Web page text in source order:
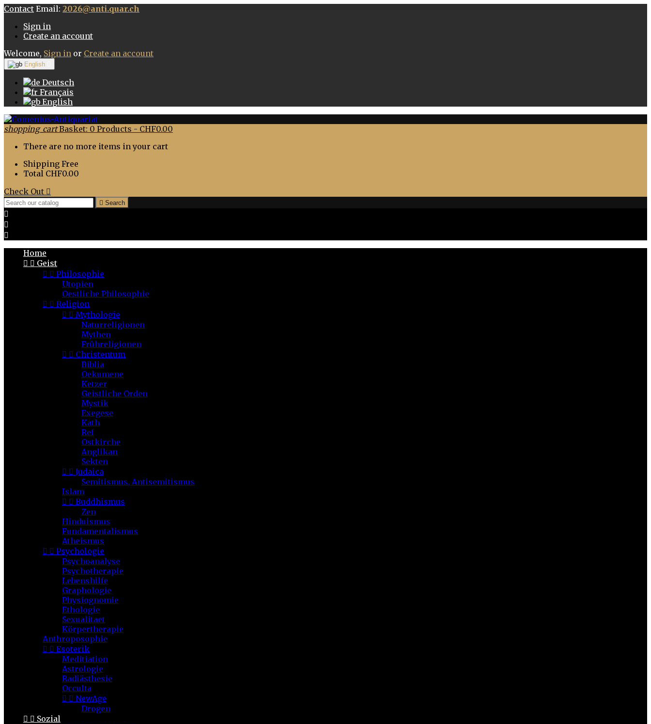
Contact Email: 2026@anti.quar.ch
Sign in
Create an account
Welcome, Sign in or Create an account
English
Deutsch
Français
English
shopping_cart Basket: 0 Products - CHF0.00
There are no more items in your cart
Shipping Free
Total CHF0.00
Check Out 
 Search



Home
  Geist
  Philosophie
Utopien
Oestliche Philosophie
  Religion
  Mythologie
Naturreligionen
Mythen
Frühreligionen
  Christentum
Biblia
Oekumene
Ketzer
Geistliche Orden
Mystik
Exegese
Kath
Ref
Ostkirche
Anglikan
Sekten
  Judaica
Semitismus, Antisemitismus
Islam
  Buddhismus
Zen
Hinduismus
Fundamentalismus
Atheismus
  Psychologie
Psychoanalyse
Psychotherapie
Lebenshilfe
Graphologie
Physiognomie
Ethologie
Sexualitaet
Körpertherapie
Anthroposophie
  Esoterik
Meditiation
Astrologie
Radiästhesie
Occulta
  NewAge
Drogen
  Sozial